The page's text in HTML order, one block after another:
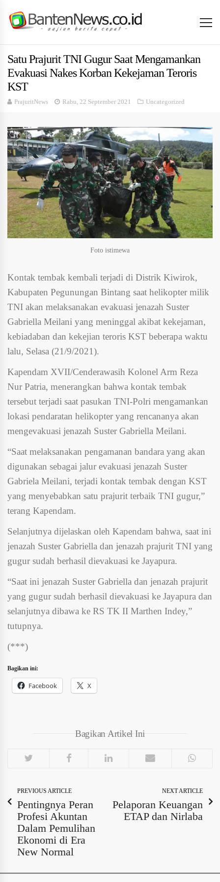
Satu Prajurit TNI Gugur Saat Mengamankan
Evakuasi Nakes Korban Kekejaman Teroris
KST
PrajuritNews Rabu, 22 September 2021 Uncategorized
Foto istimewa
Kontak tembak kembali terjadi di Distrik Kiwirok,
Kabupaten Pegunungan Bintang saat helikopter milik
TNI akan melaksanakan evakuasi jenazah Suster
Gabriella Meilani yang meninggal akibat kekejaman,
kebiadaban dan kekejian teroris KST beberapa waktu
lalu, Selasa (21/9/2021).
Kapendam XVII/Cenderawasih Kolonel Arm Reza
Nur Patria, menerangkan bahwa kontak tembak
tersebut terjadi saat pasukan TNI-Polri mengamankan
lokasi pendaratan helikopter yang rencananya akan
mengevakuasi jenazah Suster Gabriella Meilani.
“Saat melaksanakan pengamanan bandara yang akan
digunakan sebagai jalur evakuasi jenazah Suster
Gabriela Meilani, terjadi kontak tembak dengan KST
yang menyebabkan satu prajurit terbaik TNI gugur,”
terang Kapendam.
Selanjutnya dijelaskan oleh Kapendam bahwa, saat ini
jenazah Suster Gabriella dan jenazah prajurit TNI yang
gugur sudah berhasil dievakuasi ke Jayapura.
“Saat ini jenazah Suster Gabriella dan jenazah prajurit
yang gugur sudah berhasil dievakuasi ke Jayapura dan
selanjutnya dibawa ke RS TK II Marthen Indey,”
tutupnya.
(***)
Bagikan ini:
Facebook X
Bagikan Artikel Ini
PREVIOUS ARTICLE
Pentingnya Peran
Profesi Akuntan
Dalam Pemulihan
Ekonomi di Era
New Normal
NEXT ARTICLE
Pelaporan Keuangan
ETAP dan Nirlaba